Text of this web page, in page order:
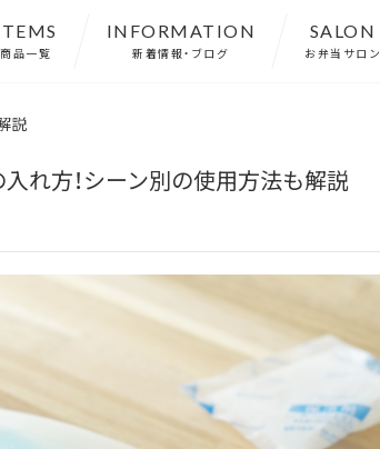
商品一覧
INFORMATION
新着情報・ブログ
SALON
お弁当サロン
説
れ方！シーン別の使用方法も解説